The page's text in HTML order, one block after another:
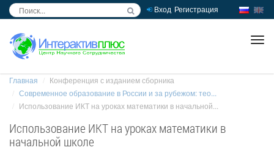
Вход Регистрация
Главная
Конференция с изданием сборника
Современное образование в России и за рубежом: тео...
Использование ИКТ на уроках математики в начальной...
Использование ИКТ на уроках математики в
начальной школе